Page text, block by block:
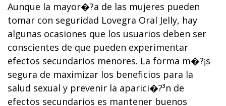
Aunque la mayor�?­a de las mujeres pueden
tomar con seguridad Lovegra Oral Jelly, hay
algunas ocasiones que los usuarios deben ser
conscientes de que pueden experimentar
efectos secundarios menores. La forma m�?¡s
segura de maximizar los beneficios para la
salud sexual y prevenir la aparici�?³n de
efectos secundarios es mantener buenos